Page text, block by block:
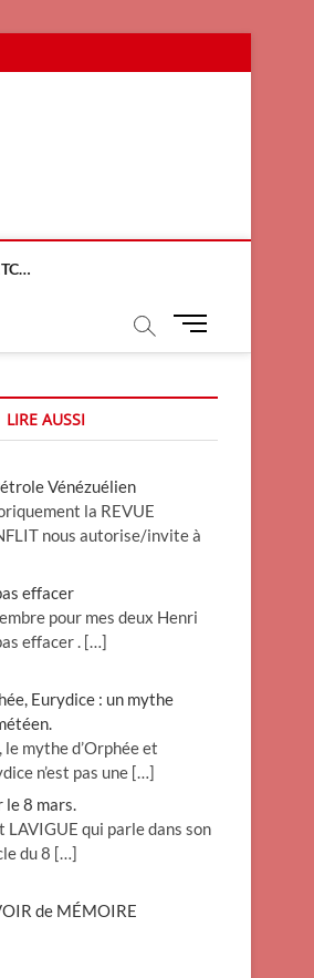
M
u
u
n
LIRE AUSSI
Vénézuélien
la REVUE
nous autorise/invite à
effacer
pour mes deux Henri
effacer . […]
Eurydice : un mythe
le mythe d’Orphée et
n’est pas une […]
le 8 mars.
LAVIGUE qui parle dans son
du 8 […]
de MÉMOIRE